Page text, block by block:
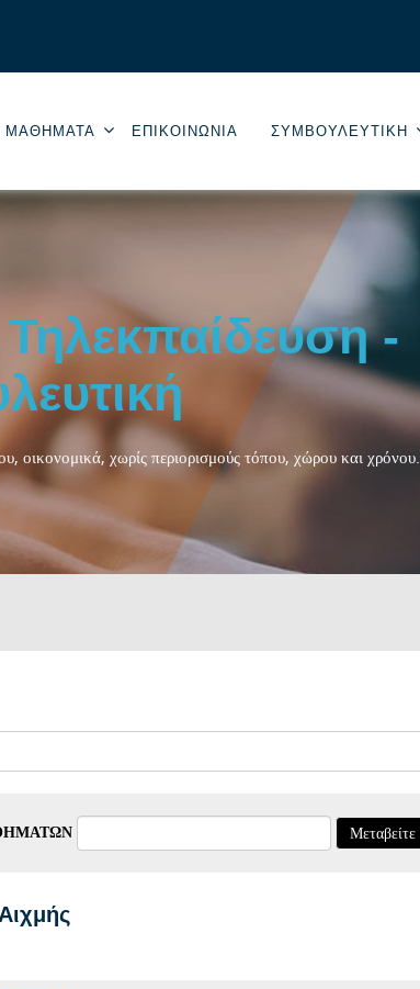
ΜΑΘΗΜΑΤΑ ΕΠΙΚΟΙΝΩΝΊΑ ΣΥΜΒΟΥΛΕΥΤΙΚΉ
-
οικονομικά, χωρίς περιορισμούς τόπου, χώρου και χρόνου.
Μεταβείτε